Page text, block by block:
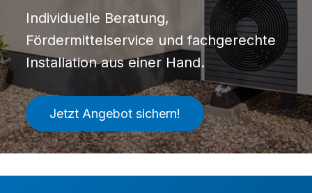
Individuelle Beratung,
Fördermittelservice und fachgerechte
Installation aus einer Hand.
Jetzt Angebot sichern!